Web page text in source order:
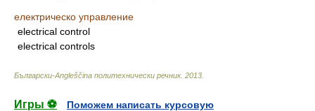
електрическо управление
electrical control
electrical controls
Български-Angleščina политехнически речник. 2013
Игры ⚽
Поможем написать курсовую